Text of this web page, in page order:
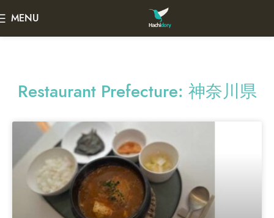
MENU
Restaurant Prefecture: 神奈川県